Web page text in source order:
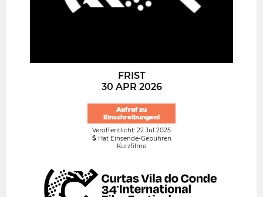
FRIST
30 APR 2026
Aufruf zu
Einschreibungen!
Veröffentlicht: 22 Jul 2025
Hat Einsende-Gebühren
Kurzfilme